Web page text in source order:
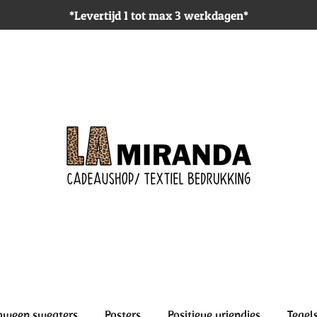
*Levertijd 1 tot max 3 werkdagen*